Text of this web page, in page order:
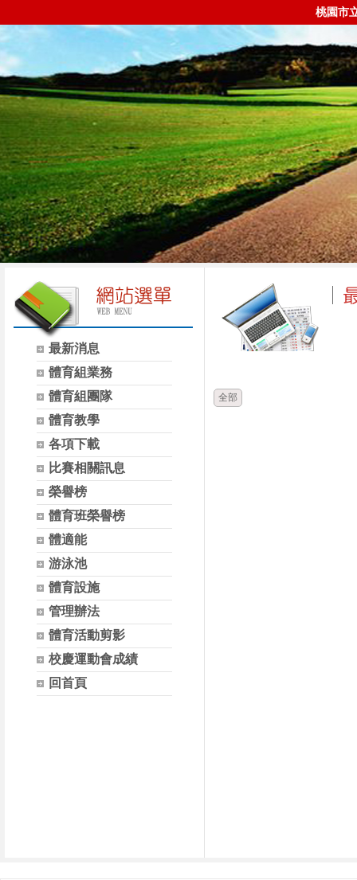
桃園市
最新消息
體育組業務
體育組團隊
體育教學
各項下載
比賽相關訊息
榮譽榜
體育班榮譽榜
體適能
游泳池
體育設施
管理辦法
體育活動剪影
校慶運動會成績
回首頁
全部